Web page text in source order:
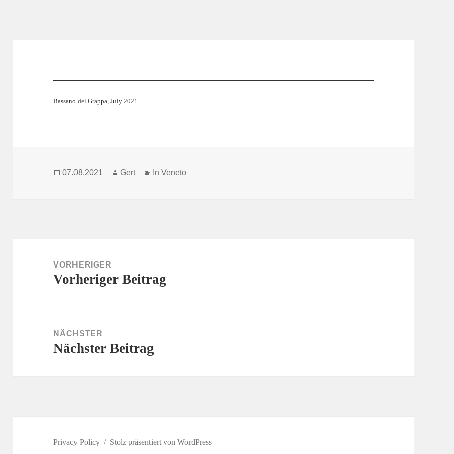
Bassano del Grappa, July 2021
Veröffentlicht
07.08.2021 Autor
Gert Kategorien
In Veneto
VORHERIGER
Vorheriger
Vorheriger Beitrag
NÄCHSTER
Nächster
Nächster Beitrag
Privacy Policy Stolz präsentiert von WordPress